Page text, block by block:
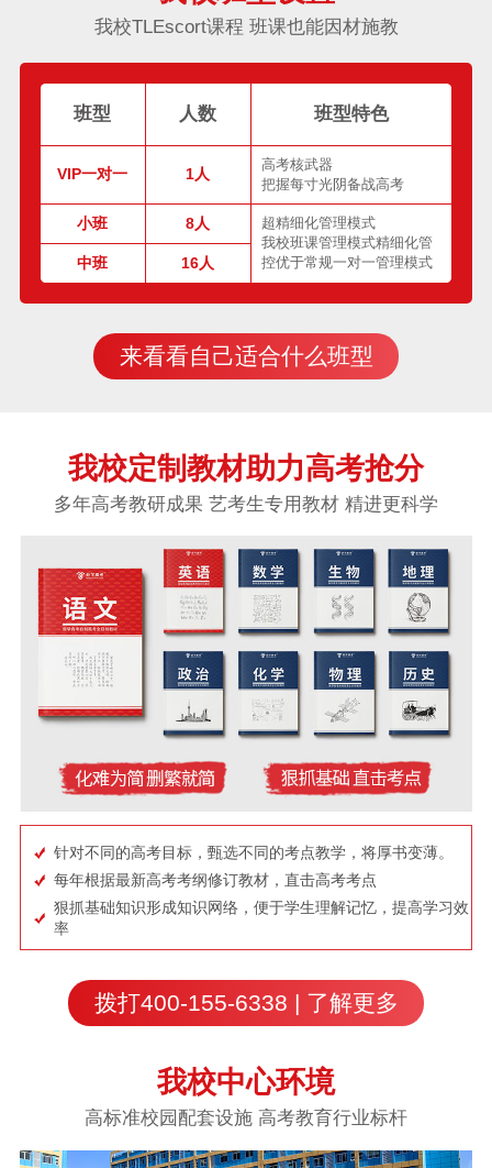
我校TLEscort课程 班课也能因材施教
班型 人数 班型特色
VIP一对一 1人
高考核武器
把握每寸光阴备战高考
小班 8人
超精细化管理模式
我校班课管理模式精细化管
控优于常规一对一管理模式
中班 16人
来看看自己适合什么班型
我校定制教材助力高考抢分
多年高考教研成果 艺考生专用教材 精进更科学
针对不同的高考目标，甄选不同的考点教学，将厚书变薄。
每年根据最新高考考纲修订教材，直击高考考点
狠抓基础知识形成知识网络，便于学生理解记忆，提高学习效
率
拨打400-155-6338 | 了解更多
我校中心环境
高标准校园配套设施 高考教育行业标杆